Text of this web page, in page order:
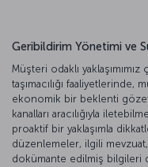
Geribildirim Yönetimi ve
Müşteri odaklı
taşımacılığı
ekonomik bir beklenti
kanalları aracılığıyla
proaktif bir yaklaşımla
düzenlemeler, ilgili mevzuat,
dokümante edilmiş bilgileri